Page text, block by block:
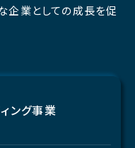
企業としての成長を促
ング事業